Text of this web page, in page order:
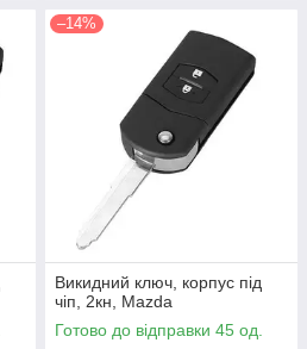
–14%
Викидний ключ, корпус під
чіп, 2кн, Mazda
Готово до відправки 45 од.